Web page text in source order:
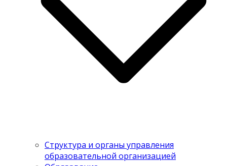
Структура и органы управления
образовательной организацией